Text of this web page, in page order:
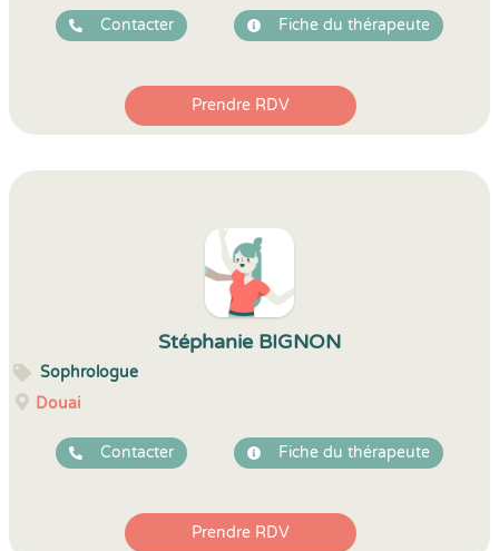
Contacter Fiche du thérapeute
Prendre RDV
Stéphanie BIGNON
Sophrologue
Douai
Contacter Fiche du thérapeute
Prendre RDV